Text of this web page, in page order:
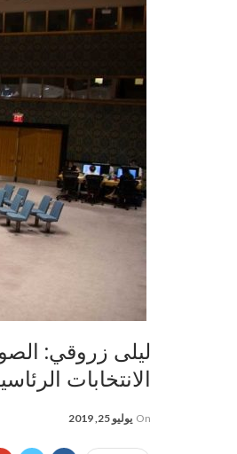
ليلى زروقي:
الانتخابات
On يوليو 25, 2019